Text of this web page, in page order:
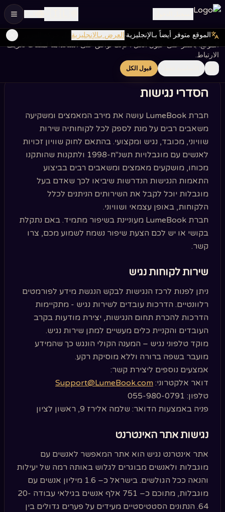
الموقع متوفر أيضاً بـالإنجليزية·العرض بـالإنجليزية
نستخدم ملفات تعريف الارتباط لتحسين تجربتك وتحليل حركة المرور على
الموقع. بالنقر على 'قبول الكل'، فإنك توافق على استخدامنا لملفات تعريف
الارتباط.
قبول الكل
הצהרת נגישות
הסדרי נגישות
חברת LumeBook עושה את מירב המאמצים ומשקיעה
משאבים רבים על מנת לספק לכל לקוחותיה שירות
שוויוני, מכובד, נגיש ומקצועי. בהתאם לחוק שוויון זכויות
לאנשים עם מוגבלויות תשנ"ח-1998 ולתקנות שהותקנו
מכוחו, מושקעים מאמצים ומשאבים רבים בביצוע
התאמות הנגישות הנדרשות שיביאו לכך שאדם בעל
מוגבלות יוכל לקבל את השירותים הניתנים לכלל
הלקוחות, באופן עצמאי ושוויוני.
חברת LumeBook מעוניינת בשיפור מתמיד. באם נתקלת
בקושי או יש לכם הצעת שיפור נשמח לשמוע מכם, צרו
קשר.
שירות לקוחות נגיש
ניתן לפנות לרכז הנגישות לבקש הנגשת מידע לפורמטים
רלוונטיים. הדרכות עובדים לשירות נגיש - מתקיימות
הדרכות להכרת תחום הנגישות, יצירת מודעות בקרב
העובדים והקניית כלים מעשיים למתן שירות נגיש.
מוקד טלפוני נגיש – המענה הקולי הונגש כך שהמידע
מועבר בשפה ברורה וללא מוסיקת רקע.
אמצעים נוספים ליצירת קשר:
דואר אלקטרוני: Support@LumeBook.com
טלפון: 055-980-0791
פניה באמצעות הדואר: שלמה אלירז 9, ראשון לציון
נגישות אתר האינטרנט
אתר אינטרנט נגיש הוא אתר המאפשר לאנשים עם
מוגבלות ולאנשים מבוגרים לגלוש באותה רמה של יעילות
והנאה ככל הגולשים. בישראל כ– 1.6 מיליון אנשים עם
מוגבלות, מתוכם כ– 751 אלף אנשים בגילאי עבודה 20-
64. הנתונים הסטטיסטיים מעידים על פערים גדולים בין